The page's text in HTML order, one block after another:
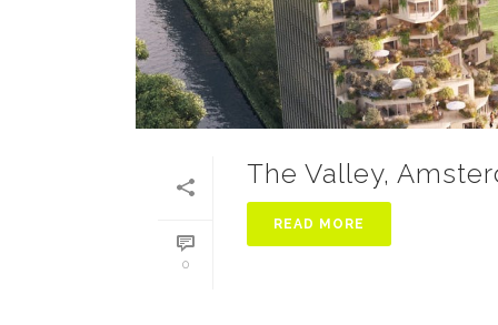
0
The Valley,
READ MORE